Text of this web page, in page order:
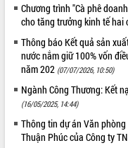
Rà soát, hoàn thiện hệ thống
văn hóa, thể thao đáp ứng yêu cầu
phát triển mới
Thường trực HĐND tỉnh Đắk Lắk
mặt Đoàn chuyên gia y tế TP. Hồ
Minh
Lễ truy điệu và an táng hài cốt
tại Nghĩa trang Liệt sĩ xã Sơn
Bàn giải pháp tháo gỡ khó khăn
LIÊN KẾT WEB
THỐNG KÊ TRUY CẬP
Hôm nay: 33479
Tất cả: 66078802
Chương trình "Cà phê
cho tăng trưởng kinh tế hai
Thông báo Kết quả sản
nước nắm giữ 100% vốn
năm 202 (07/07/2026, 10:50)
Ngành Công Thương: Kết
(16/05/2025, 14:44)
Thông tin dự án Văn
Thuận Phúc của Công ty